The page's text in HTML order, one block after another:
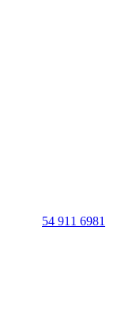
54 911 6981